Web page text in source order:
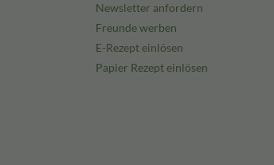
Newsletter anfordern
Freunde werben
E-Rezept einlösen
Papier Rezept einlösen